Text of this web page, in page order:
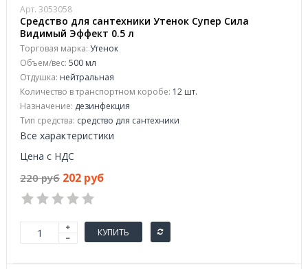
Арт. 3053058
Средство для сантехники Утенок Супер Сила
Видимый Эффект 0.5 л
Торговая марка: Утенок
Объем/вес: 500 мл
Отдушка: нейтральная
Количество в транспортном коробе: 12 шт.
Назначение: дезинфекция
Тип средства: средство для сантехники
Все характеристики
Цена с НДС
220 руб 202 руб
КУПИТЬ